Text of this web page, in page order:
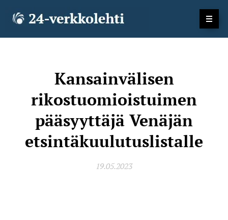
Kansainvälisen
rikostuomioistuimen
pääsyyttäjä Venäjän
etsintäkuulutuslistalle
19.05.2023